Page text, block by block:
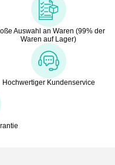
Auswahl an Waren (99% der
Waren auf Lager)
Hochwertiger Kundenservice